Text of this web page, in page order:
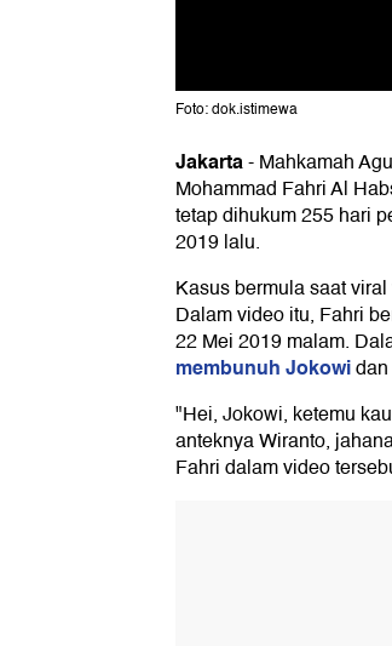
Foto: dok.istimewa
Jakarta-Mahkamah
Mohammad Fahri Al
tetap dihukum 255 hari
2019 lalu.
Kasus bermula saat
Dalam video itu, Fahri
22 Mei 2019 malam.
membunuh Jokowi
"Hei, Jokowi, ketemu
anteknya Wiranto,
Fahri dalam video